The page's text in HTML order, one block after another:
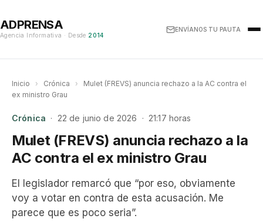
ADPRENSA
Agencia Informativa · Desde 2014
ENVÍANOS TU PAUTA
Inicio › Crónica ›
Mulet (FREVS) anuncia rechazo a la AC contra el
ex ministro Grau
Crónica · 22 de junio de 2026 · 21:17 horas
Mulet (FREVS) anuncia rechazo a la
AC contra el ex ministro Grau
El legislador remarcó que “por eso, obviamente
voy a votar en contra de esta acusación. Me
parece que es poco seria”.